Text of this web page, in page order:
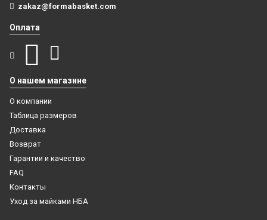
zakaz@formabasket.com
Оплата
О нашем магазине
О компании
Таблица размеров
Доставка
Возврат
Гарантии и качество
FAQ
Контакты
Уход за майками НБА